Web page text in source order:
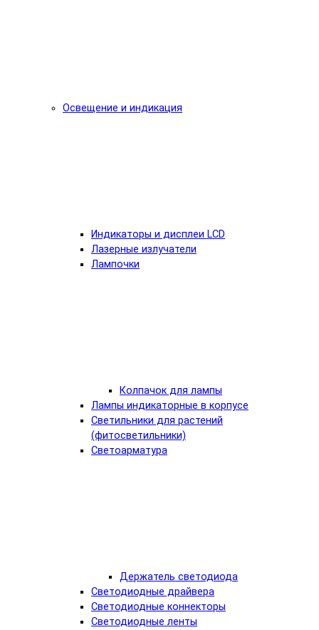
Освещение и индикация
Индикаторы и дисплеи LCD
Лазерные излучатели
Лампочки
Колпачок для лампы
Лампы индикаторные в корпусе
Светильники для растений
(фитосветильники)
Светоарматура
Держатель светодиода
Светодиодные драйвера
Светодиодные коннекторы
Светодиодные ленты